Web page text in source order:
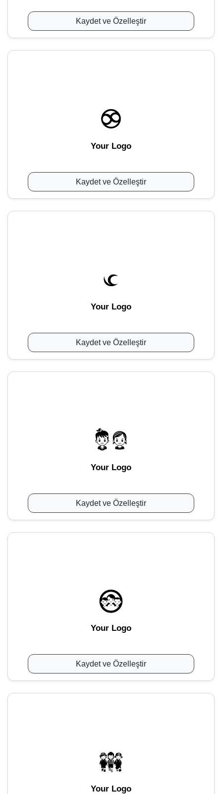
Kaydet ve Özelleştir
Your Logo
Kaydet ve Özelleştir
Your Logo
Kaydet ve Özelleştir
Your Logo
Kaydet ve Özelleştir
Your Logo
Kaydet ve Özelleştir
Your Logo